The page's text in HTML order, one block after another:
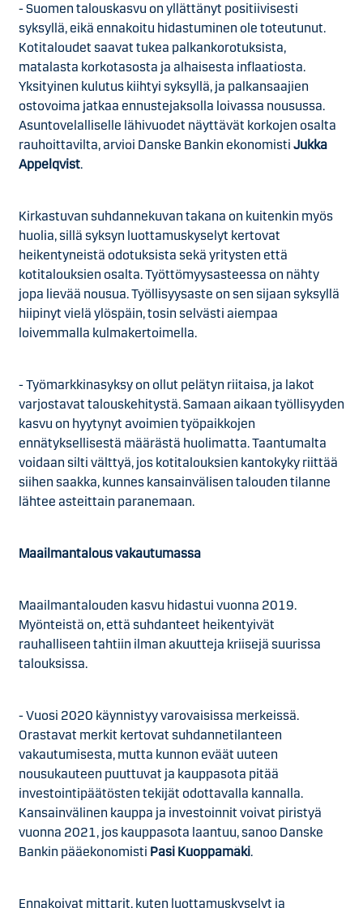
- Suomen talouskasvu on yllättänyt positiivisesti
syksyllä, eikä ennakoitu hidastuminen ole toteutunut.
Kotitaloudet saavat tukea palkankorotuksista,
matalasta korkotasosta ja alhaisesta inflaatiosta.
Yksityinen kulutus kiihtyi syksyllä, ja palkansaajien
ostovoima jatkaa ennustejaksolla loivassa nousussa.
Asuntovelalliselle lähivuodet näyttävät korkojen osalta
rauhoittavilta, arvioi Danske Bankin ekonomisti Jukka
Appelqvist.
Kirkastuvan suhdannekuvan takana on kuitenkin myös
huolia, sillä syksyn luottamuskyselyt kertovat
heikentyneistä odotuksista sekä yritysten että
kotitalouksien osalta. Työttömyysasteessa on nähty
jopa lievää nousua. Työllisyysaste on sen sijaan syksyllä
hiipinyt vielä ylöspäin, tosin selvästi aiempaa
loivemmalla kulmakertoimella.
- Työmarkkinasyksy on ollut pelätyn riitaisa, ja lakot
varjostavat talouskehitystä. Samaan aikaan työllisyyden
kasvu on hyytynyt avoimien työpaikkojen
ennätyksellisestä määrästä huolimatta. Taantumalta
voidaan silti välttyä, jos kotitalouksien kantokyky riittää
siihen saakka, kunnes kansainvälisen talouden tilanne
lähtee asteittain paranemaan.
Maailmantalous vakautumassa
Maailmantalouden kasvu hidastui vuonna 2019.
Myönteistä on, että suhdanteet heikentyivät
rauhalliseen tahtiin ilman akuutteja kriisejä suurissa
talouksissa.
- Vuosi 2020 käynnistyy varovaisissa merkeissä.
Orastavat merkit kertovat suhdannetilanteen
vakautumisesta, mutta kunnon eväät uuteen
nousukauteen puuttuvat ja kauppasota pitää
investointipäätösten tekijät odottavalla kannalla.
Kansainvälinen kauppa ja investoinnit voivat piristyä
vuonna 2021, jos kauppasota laantuu, sanoo Danske
Bankin pääekonomisti Pasi Kuoppamäki.
Ennakoivat mittarit, kuten luottamuskyselyt ja